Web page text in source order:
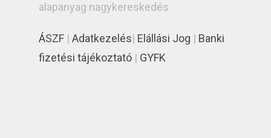
alapanyag nagykereskedés
ÁSZF | Adatkezelés| Elállási Jog | Banki
fizetési tájékoztató | GYFK